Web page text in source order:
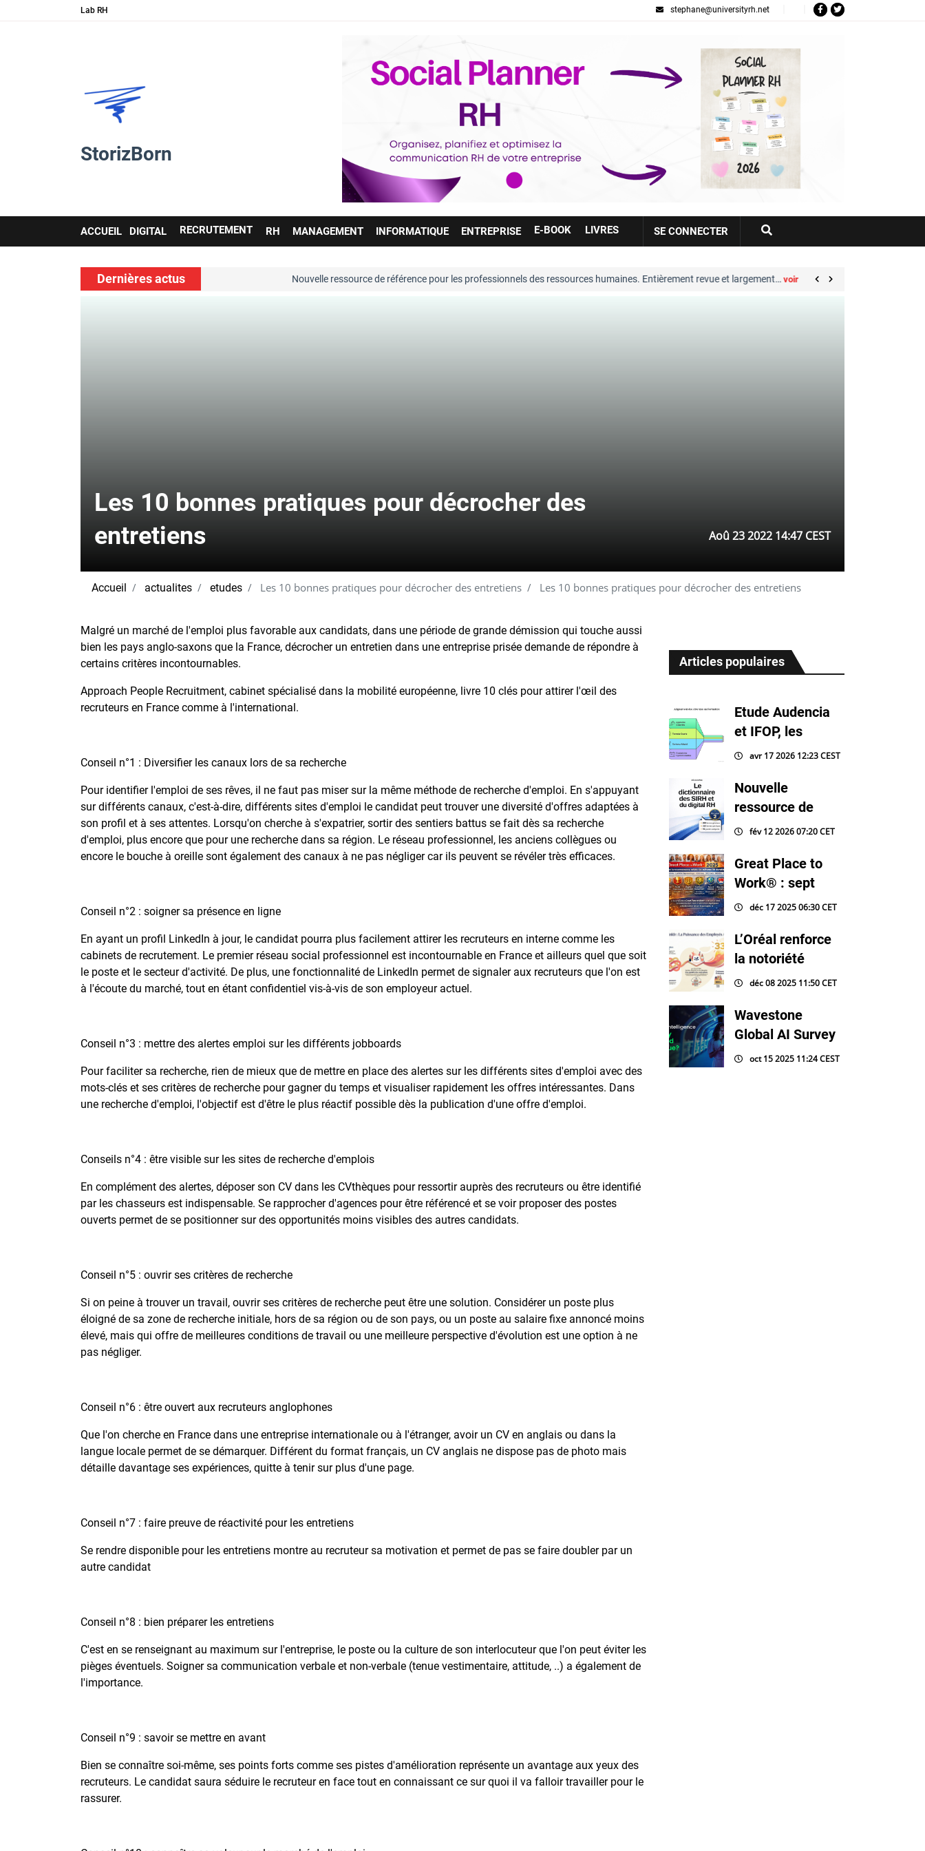
Lab RH stephane@universityrh.net
StorizBorn
Main
navigation
ACCUEIL DIGITAL RECRUTEMENT RH MANAGEMENT INFORMATIQUE ENTREPRISE E-BOOK LIVRES
Votre
compte
SE CONNECTER
Dernières actus Nouvelle ressource de référence pour les professionnels des ressources humaines. Entièrement revue et largement…voir Great Place to Work® :
Les 10 bonnes pratiques pour décrocher des
entretiens
Aoû 23 2022 14:47 CEST
Accueil actualites etudes Les 10 bonnes pratiques pour décrocher des entretiens Les 10 bonnes pratiques pour décrocher des entretiens
Malgré un marché de l'emploi plus favorable aux candidats, dans une période de grande démission qui touche aussi
bien les pays anglo-saxons que la France, décrocher un entretien dans une entreprise prisée demande de répondre à
certains critères incontournables.
Approach People Recruitment, cabinet spécialisé dans la mobilité européenne, livre 10 clés pour attirer l'œil des
recruteurs en France comme à l'international.
Conseil n°1 : Diversifier les canaux lors de sa recherche
Pour identifier l'emploi de ses rêves, il ne faut pas miser sur la même méthode de recherche d'emploi. En s'appuyant
sur différents canaux, c'est-à-dire, différents sites d'emploi le candidat peut trouver une diversité d'offres adaptées à
son profil et à ses attentes. Lorsqu'on cherche à s'expatrier, sortir des sentiers battus se fait dès sa recherche
d'emploi, plus encore que pour une recherche dans sa région. Le réseau professionnel, les anciens collègues ou
encore le bouche à oreille sont également des canaux à ne pas négliger car ils peuvent se révéler très efficaces.
Conseil n°2 : soigner sa présence en ligne
En ayant un profil LinkedIn à jour, le candidat pourra plus facilement attirer les recruteurs en interne comme les
cabinets de recrutement. Le premier réseau social professionnel est incontournable en France et ailleurs quel que soit
le poste et le secteur d'activité. De plus, une fonctionnalité de LinkedIn permet de signaler aux recruteurs que l'on est
à l'écoute du marché, tout en étant confidentiel vis-à-vis de son employeur actuel.
Conseil n°3 : mettre des alertes emploi sur les différents jobboards
Pour faciliter sa recherche, rien de mieux que de mettre en place des alertes sur les différents sites d'emploi avec des
mots-clés et ses critères de recherche pour gagner du temps et visualiser rapidement les offres intéressantes. Dans
une recherche d'emploi, l'objectif est d'être le plus réactif possible dès la publication d'une offre d'emploi.
Conseils n°4 : être visible sur les sites de recherche d'emplois
En complément des alertes, déposer son CV dans les CVthèques pour ressortir auprès des recruteurs ou être identifié
par les chasseurs est indispensable. Se rapprocher d'agences pour être référencé et se voir proposer des postes
ouverts permet de se positionner sur des opportunités moins visibles des autres candidats.
Conseil n°5 : ouvrir ses critères de recherche
Si on peine à trouver un travail, ouvrir ses critères de recherche peut être une solution. Considérer un poste plus
éloigné de sa zone de recherche initiale, hors de sa région ou de son pays, ou un poste au salaire fixe annoncé moins
élevé, mais qui offre de meilleures conditions de travail ou une meilleure perspective d'évolution est une option à ne
pas négliger.
Conseil n°6 : être ouvert aux recruteurs anglophones
Que l'on cherche en France dans une entreprise internationale ou à l'étranger, avoir un CV en anglais ou dans la
langue locale permet de se démarquer. Différent du format français, un CV anglais ne dispose pas de photo mais
détaille davantage ses expériences, quitte à tenir sur plus d'une page.
Conseil n°7 : faire preuve de réactivité pour les entretiens
Se rendre disponible pour les entretiens montre au recruteur sa motivation et permet de pas se faire doubler par un
autre candidat
Conseil n°8 : bien préparer les entretiens
C'est en se renseignant au maximum sur l'entreprise, le poste ou la culture de son interlocuteur que l'on peut éviter les
pièges éventuels. Soigner sa communication verbale et non-verbale (tenue vestimentaire, attitude, ..) a également de
l'importance.
Conseil n°9 : savoir se mettre en avant
Bien se connaître soi-même, ses points forts comme ses pistes d'amélioration représente un avantage aux yeux des
recruteurs. Le candidat saura séduire le recruteur en face tout en connaissant ce sur quoi il va falloir travailler pour le
rassurer.
Articles populaires
Etude Audencia
et IFOP, les
avr 17 2026 12:23 CEST
Nouvelle
ressource de
fév 12 2026 07:20 CET
Great Place to
Work® : sept
déc 17 2025 06:30 CET
L’Oréal renforce
la notoriété
déc 08 2025 11:50 CET
Wavestone
Global AI Survey
oct 15 2025 11:24 CEST